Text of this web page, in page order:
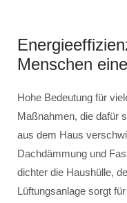
Menschen
Hohe Bedeutung für
Maßnahmen, die dafür
aus dem Haus
Dachdämmung und
dichter die Haushülle,
Lüftungsanlage sorgt